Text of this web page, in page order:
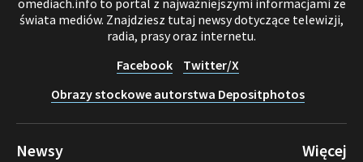
omediach.info to portal z najważniejszymi informacjami ze
świata mediów. Znajdziesz tutaj newsy dotyczące telewizji,
radia, prasy oraz internetu.
Facebook
Twitter/X
Obrazy stockowe autorstwa Depositphotos
Newsy Więcej